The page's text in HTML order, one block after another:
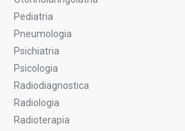
Pediatria
Pneumologia
Psichiatria
Psicologia
Radiodiagnostica
Radiologia
Radioterapia